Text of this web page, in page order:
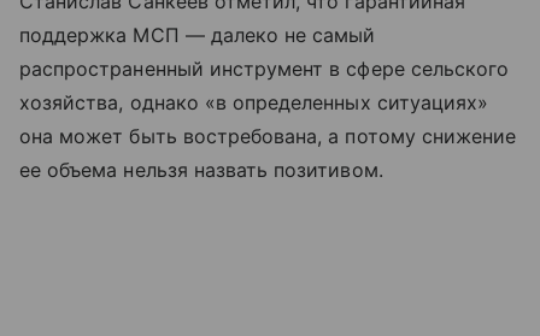
поддержка МСП — далеко не самый
распространенный инструмент в сфере сельского
хозяйства, однако «в определенных ситуациях»
она может быть востребована, а потому снижение
ее объема нельзя назвать позитивом.